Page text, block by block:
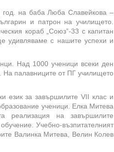
год. на баба Люба Славейкова –
и патрон на училището.
кораб „Союз”-33 с капитан
удивляваме с нашите успехи и
Над 1000 ученици всеки ден
На палавниците от ПГ училището
за завършилите VІІ клас и
ученици. Елка Митева
реализация на завършилите
Учебно-възпитателният
Валинка Митева, Велин Колев